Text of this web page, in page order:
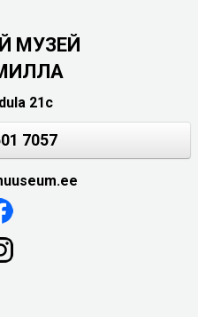
МУЗЕЙ
21c
7057